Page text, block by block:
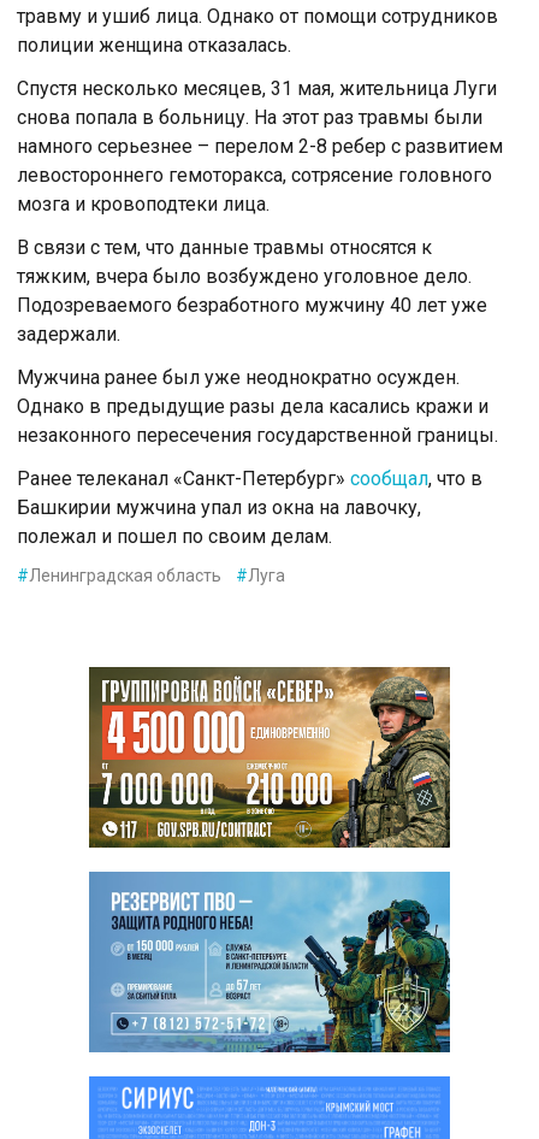
травму и ушиб лица. Однако от помощи сотрудников
полиции женщина отказалась.
Спустя несколько месяцев, 31 мая, жительница Луги
снова попала в больницу. На этот раз травмы были
намного серьезнее – перелом 2-8 ребер с развитием
левостороннего гемоторакса, сотрясение головного
мозга и кровоподтеки лица.
В связи с тем, что данные травмы относятся к
тяжким, вчера было возбуждено уголовное дело.
Подозреваемого безработного мужчину 40 лет уже
задержали.
Мужчина ранее был уже неоднократно осужден.
Однако в предыдущие разы дела касались кражи и
незаконного пересечения государственной границы.
Ранее телеканал «Санкт-Петербург» сообщал, что в
Башкирии мужчина упал из окна на лавочку,
полежал и пошел по своим делам.
#Ленинградская область #Луга